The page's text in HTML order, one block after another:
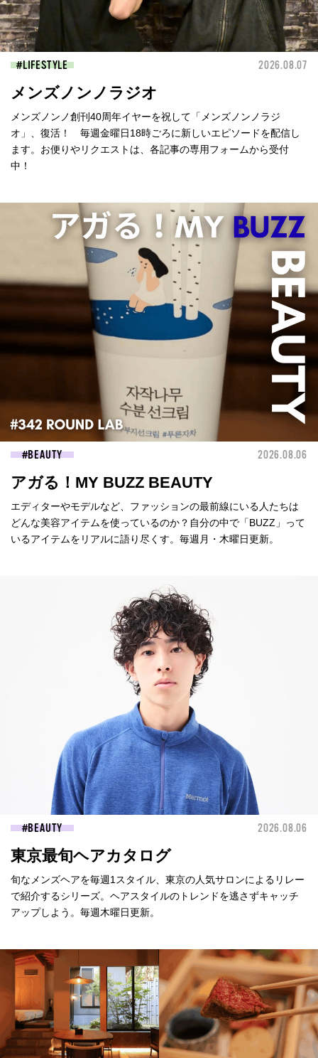
LIFESTYLE 2026.08.07
メンズノンノラジオ
メンズノンノ創刊40周年イヤーを祝して「メンズノンノラジ
オ」、復活！ 毎週金曜日18時ごろに新しいエピソードを配信し
ます。お便りやリクエストは、各記事の専用フォームから受付
中！
BEAUTY 2026.08.06
アガる！MY BUZZ BEAUTY
エディターやモデルなど、ファッションの最前線にいる人たちは
どんな美容アイテムを使っているのか？自分の中で「BUZZ」って
いるアイテムをリアルに語り尽くす。毎週月・木曜日更新。
BEAUTY 2026.08.06
東京最旬ヘアカタログ
旬なメンズヘアを毎週1スタイル、東京の人気サロンによるリレー
で紹介するシリーズ。ヘアスタイルのトレンドを逃さずキャッチ
アップしよう。毎週木曜日更新。